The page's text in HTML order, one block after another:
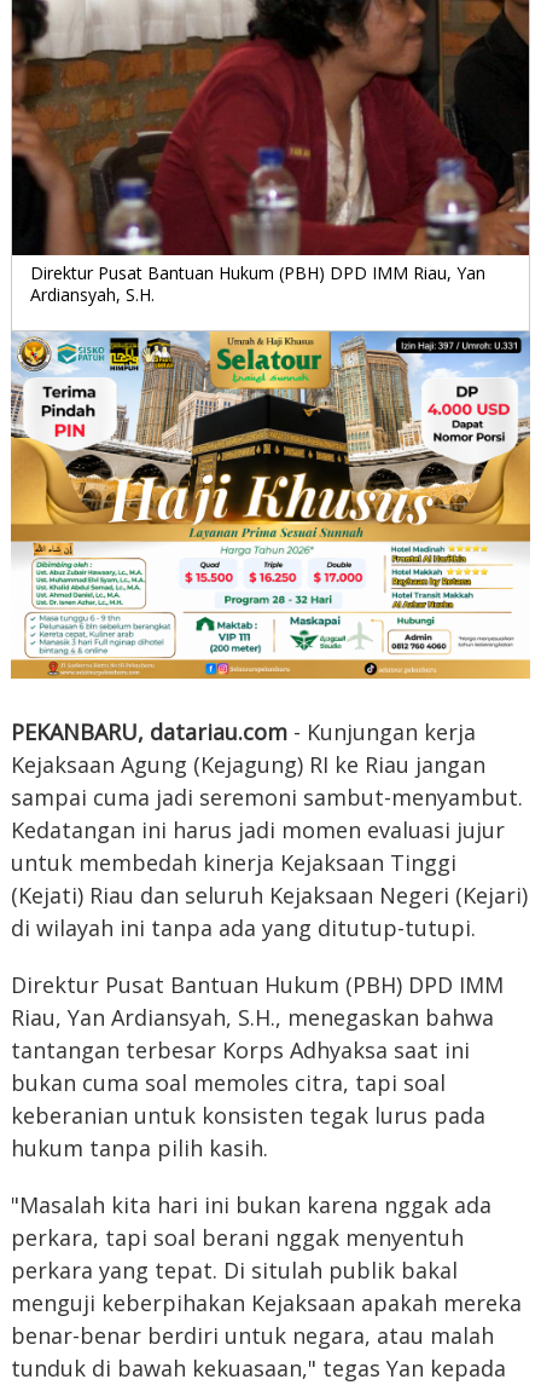
Direktur Pusat Bantuan Hukum (PBH) DPD IMM Riau, Yan
Ardiansyah, S.H.
PEKANBARU, datariau.com - Kunjungan kerja
Kejaksaan Agung (Kejagung) RI ke Riau jangan
sampai cuma jadi seremoni sambut-menyambut.
Kedatangan ini harus jadi momen evaluasi jujur
untuk membedah kinerja Kejaksaan Tinggi
(Kejati) Riau dan seluruh Kejaksaan Negeri (Kejari)
di wilayah ini tanpa ada yang ditutup-tutupi.
Direktur Pusat Bantuan Hukum (PBH) DPD IMM
Riau, Yan Ardiansyah, S.H., menegaskan bahwa
tantangan terbesar Korps Adhyaksa saat ini
bukan cuma soal memoles citra, tapi soal
keberanian untuk konsisten tegak lurus pada
hukum tanpa pilih kasih.
"Masalah kita hari ini bukan karena nggak ada
perkara, tapi soal berani nggak menyentuh
perkara yang tepat. Di situlah publik bakal
menguji keberpihakan Kejaksaan apakah mereka
benar-benar berdiri untuk negara, atau malah
tunduk di bawah kekuasaan," tegas Yan kepada